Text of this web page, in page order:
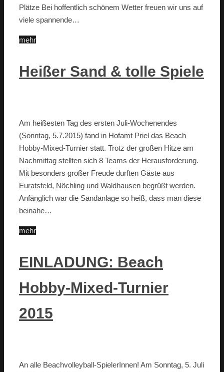
Plätze Bei hoffentlich schönem Wetter freuen wir uns auf
viele spannende…
mehr
Heißer Sand & tolle Spiele
Am heißesten Tag des ersten Juli-Wochenendes
(Sonntag, 5.7.2015) fand in Hofamt Priel das Beach
Hobby-Mixed-Turnier statt. Trotz der großen Hitze am
Nachmittag stellten sich 8 Teams der Herausforderung.
Mit besonders großer Freude durften Gäste aus
Euratsfeld, Nöchling und Waldhausen begrüßt werden.
Anfänglich war die Sandanlage so heiß, dass man diese
beinahe…
mehr
EINLADUNG: Beach
Hobby-Mixed-Turnier
2015
An alle Beachvolleyball-SpielerInnen! Am Sonntag, 5. Juli